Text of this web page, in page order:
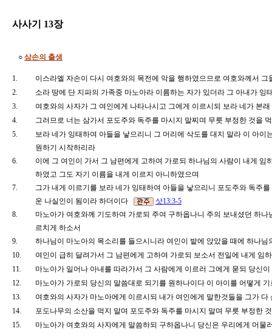
사사기 13장
○ 삼손의 출생
1.
이스라엘 자손이 다시 여호와의 목전에 악을 행하였으므로 여호와께서
2.
소라 땅에 단 지파의 가족중 마노아라 이름하는 자가 있더라 그 아내가
3.
여호와의 사자가 그 여인에게 나타나시고 그에게 이르시되 보라 네가
4.
그러므로 너는 삼가서 포도주와 독주를 마시지 말찌며 무릇 부정한 것을
5.
보라 네가 잉태하여 아들을 낳으리니 그 머리에 삭도를 대지 말라 이 아
원하기 시작하리라
6.
이에 그 여인이 가서 그 남편에게 고하여 가로되 하나님의 사람이 내게
하였고 그도 자기 이름을 내게 이르지 아니하였으며
7.
그가 내게 이르기를 보라 네가 잉태하여 아들을 낳으리니 포도주와 독주
운 나실인이 됨이라 하더이다
삿13:3-5
8.
마노아가 여호와께 기도하여 가로되 주여 구하옵나니 주의 보내셨던 하
르치게 하소서
9.
하나님이 마노아의 목소리를 들으시니라 여인이 밭에 앉았을 때에 하나
10.
여인이 급히 달려가서 그 남편에게 고하여 가로되 보소서 전일에 내게
11.
마노아가 일어나 아내를 따라가서 그 사람에게 이르러 그에게 묻되 당신
12.
마노아가 가로되 당신의 말씀대로 되기를 원하나이다 이 아이를 어떻게
13.
여호와의 사자가 마노아에게 이르시되 내가 여인에게 말한것들을 그가
14.
포도나무의 소산을 먹지 말며 포도주와 독주를 마시지 말며 무릇 부정한
15.
마노아가 여호와의 사자에게 말씀하되 구하옵나니 당신은 우리에게 머